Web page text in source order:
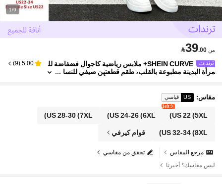
1/9
من 39.00
SHEIN CURVE+ ملابس رياضية كاجوال فضفاضة لل
مرأة البدينة مطبوعة بالقلب، طقم قطعتين صيفي للنسا
ت
5.00
(
9
)
مقاس:
US قياسي
US 22(5XL)
9 left
US 24-26(6XL)
US 28-30(7XL)
US 32-34(8XL) قوام كيرفي
تحقق من مقاسي
مرجع المقاس
ليس مقاسك؟ أخبرنا